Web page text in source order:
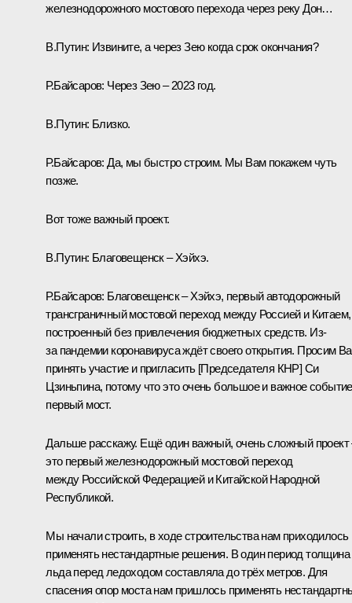
железнодорожного мостового перехода через реку Дон…
В.Путин: Извините, а через Зею когда срок окончания?
Р.Байсаров: Через Зею – 2023 год.
В.Путин: Близко.
Р.Байсаров: Да, мы быстро строим. Мы Вам покажем чуть
позже.
Вот тоже важный проект.
В.Путин: Благовещенск – Хэйхэ.
Р.Байсаров: Благовещенск – Хэйхэ, первый автодорожный
трансграничный мостовой переход между Россией и Китаем,
построенный без привлечения бюджетных средств. Из-
за пандемии коронавируса ждёт своего открытия. Просим
принять участие и пригласить [Председателя КНР] Си
Цзиньпина, потому что это очень большое и важное
первый мост.
Дальше расскажу. Ещё один важный, очень сложный проект
это первый железнодорожный мостовой переход
между Российской Федерацией и Китайской Народной
Республикой.
Мы начали строить, в ходе строительства нам приходилось
применять нестандартные решения. В один период толщина
льда перед ледоходом составляла до трёх метров. Для
спасения опор моста нам пришлось применять